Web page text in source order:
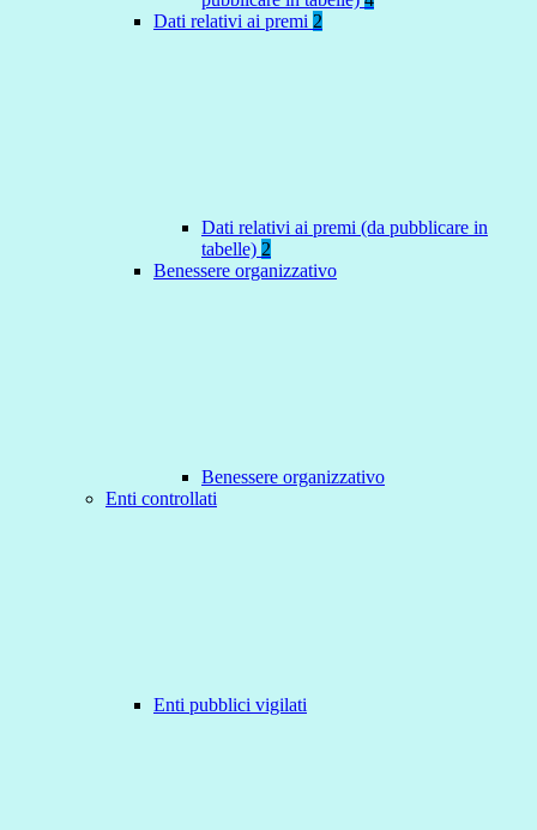
Dati relativi ai premi 2
Dati relativi ai premi (da pubblicare in
tabelle) 2
Benessere organizzativo
Benessere organizzativo
Enti controllati
Enti pubblici vigilati